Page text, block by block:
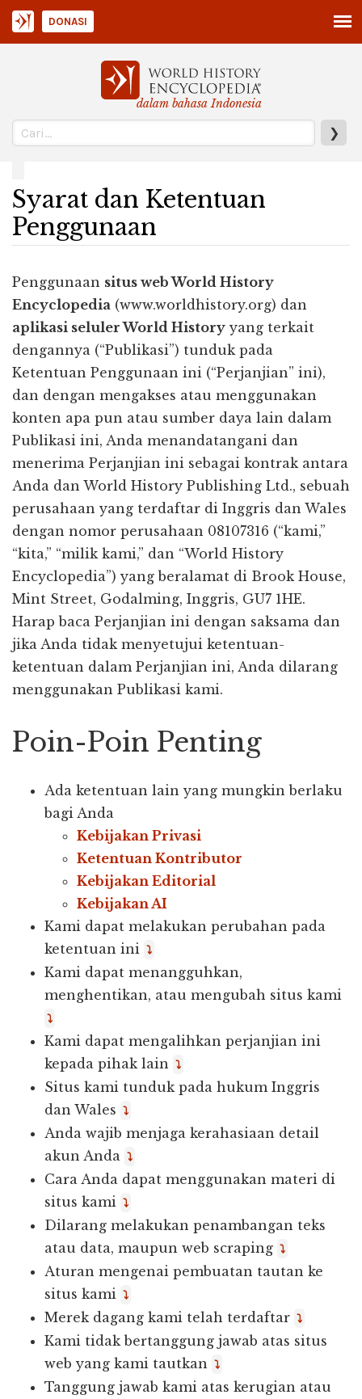
dalam bahasa Indonesia
❯
DONASI
Syarat dan Ketentuan
Penggunaan
Penggunaan situs web World History
Encyclopedia (www.worldhistory.org) dan
aplikasi seluler World History yang terkait
dengannya (“Publikasi”) tunduk pada
Ketentuan Penggunaan ini (“Perjanjian” ini),
dan dengan mengakses atau menggunakan
konten apa pun atau sumber daya lain dalam
Publikasi ini, Anda menandatangani dan
menerima Perjanjian ini sebagai kontrak antara
Anda dan World History Publishing Ltd., sebuah
perusahaan yang terdaftar di Inggris dan Wales
dengan nomor perusahaan 08107316 (“kami,”
“kita,” “milik kami,” dan “World History
Encyclopedia”) yang beralamat di Brook House,
Mint Street, Godalming, Inggris, GU7 1HE.
Harap baca Perjanjian ini dengan saksama dan
jika Anda tidak menyetujui ketentuan-
ketentuan dalam Perjanjian ini, Anda dilarang
menggunakan Publikasi kami.
Poin-Poin Penting
Ada ketentuan lain yang mungkin berlaku
bagi Anda
Kebijakan Privasi
Ketentuan Kontributor
Kebijakan Editorial
Kebijakan AI
Kami dapat melakukan perubahan pada
ketentuan ini ⤵
Kami dapat menangguhkan,
menghentikan, atau mengubah situs kami
⤵
Kami dapat mengalihkan perjanjian ini
kepada pihak lain ⤵
Situs kami tunduk pada hukum Inggris
dan Wales ⤵
Anda wajib menjaga kerahasiaan detail
akun Anda ⤵
Cara Anda dapat menggunakan materi di
situs kami ⤵
Dilarang melakukan penambangan teks
atau data, maupun web scraping ⤵
Aturan mengenai pembuatan tautan ke
situs kami ⤵
Merek dagang kami telah terdaftar ⤵
Kami tidak bertanggung jawab atas situs
web yang kami tautkan ⤵
Tanggung jawab kami atas kerugian atau